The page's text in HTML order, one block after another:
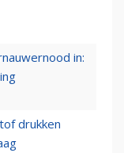
in:
drukken